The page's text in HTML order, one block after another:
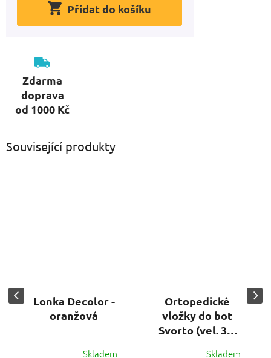
Přidat do košíku
Zdarma
doprava
od 1000 Kč
Související produkty
Lonka Decolor -
oranžová
Skladem
Ortopedické
vložky do bot
Svorto (vel. 36-
Skladem